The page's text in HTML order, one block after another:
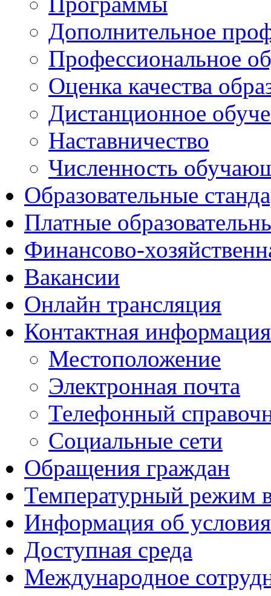
Дополнительное
Профессиональное
Оценка качества
Дистанционное
Наставничество
Численность
Образовательные
Платные
Финансово-
Вакансии
Онлайн трансляция
Контактная информация
Местоположение
Электронная почта
Телефонный
Социальные сети
Обращения граждан
Температурный режим
Информация об
Доступная среда
Международное